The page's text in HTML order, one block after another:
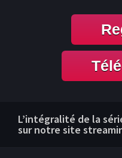
L’intégralité de la
sur notre site